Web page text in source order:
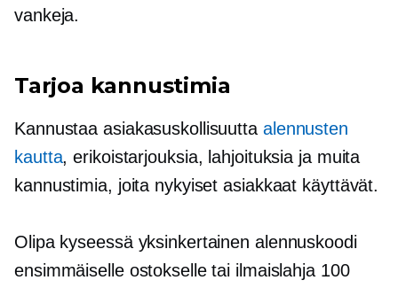
vankeja.
Tarjoa kannustimia
Kannustaa asiakasuskollisuutta alennusten
kautta, erikoistarjouksia, lahjoituksia ja muita
kannustimia, joita nykyiset asiakkaat käyttävät.
Olipa kyseessä yksinkertainen alennuskoodi
ensimmäiselle ostokselle tai ilmaislahja 100